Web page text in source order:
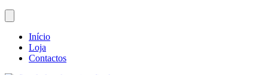
Início
Loja
Contactos